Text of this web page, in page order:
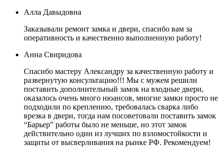
Алла Давыдовна
Заказывали ремонт замка и двери, спасибо вам за
оперативность и качественно выполненную работу!
Анна Свиридова
Спасибо мастеру Александру за качественную работу и
развернутую консультацию!!! Мы с мужем решили
поставить дополнительный замок на входные двери,
оказалось очень много нюансов, многие замки просто не
подходили по креплению, требовалась сварка либо
врезка в двери, тогда нам посоветовали поставить замок
“Барьер” работы было не меньше, но этот замок
действительно один из лучших по взломостойкости и
защиты от высверливания на рынке РФ. Рекомендуем!